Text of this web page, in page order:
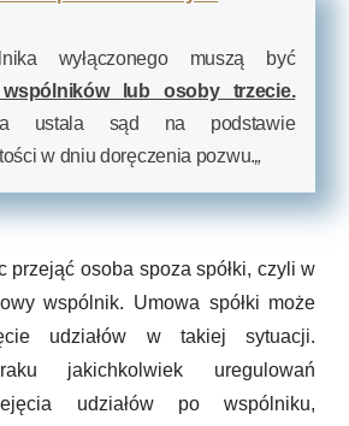
wyłączonego muszą być
wspólników lub osoby trzecie.
ustala sąd na podstawie
w dniu doręczenia pozwu.„
przejąć osoba spoza spółki, czyli w
wspólnik. Umowa spółki może
udziałów w takiej sytuacji.
jakichkolwiek uregulowań
udziałów po wspólniku,